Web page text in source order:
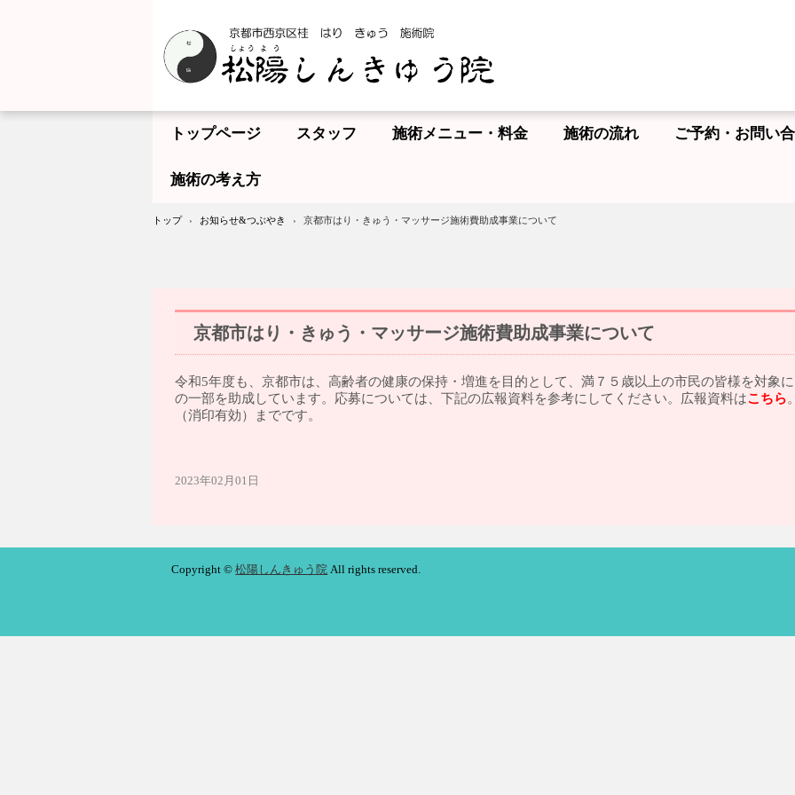
トップページ スタッフ 施術メニュー・料金 施術の流れ ご予約・お問い
施術の考え方
トップ › お知らせ&つぶやき › 京都市はり・きゅう・マッサージ施術費助成事業について
京都市はり・きゅう・マッサージ施術費助成事業について
令和5年度も、京都市は、高齢者の健康の保持・増進を目的として、満７５歳以上の市民の皆様を対象
の一部を助成しています。応募については、下記の広報資料を参考にしてください。広報資料はこちら
（消印有効）までです。
2023年02月01日
Copyright ©松陽しんきゅう院 All rights reserved.